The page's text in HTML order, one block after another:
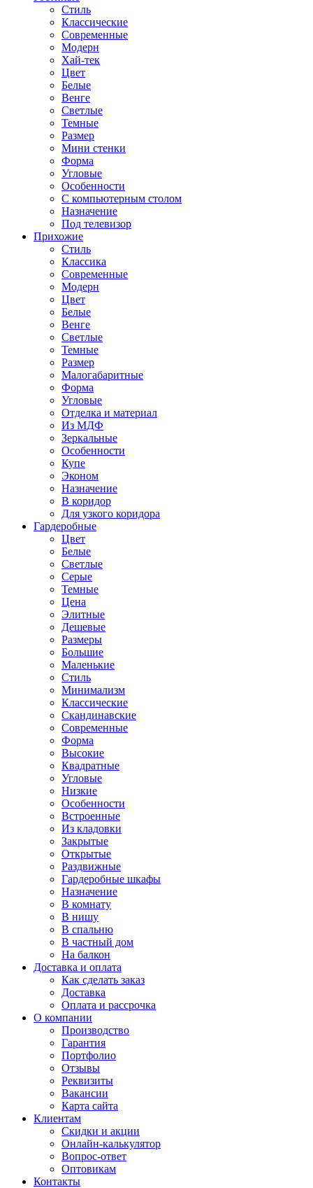
Стиль
Классические
Современные
Модерн
Хай-тек
Цвет
Белые
Венге
Светлые
Темные
Размер
Мини стенки
Форма
Угловые
Особенности
С компьютерным столом
Назначение
Под телевизор
Прихожие
Стиль
Классика
Современные
Модерн
Цвет
Белые
Венге
Светлые
Темные
Размер
Малогабаритные
Форма
Угловые
Отделка и материал
Из МДФ
Зеркальные
Особенности
Купе
Эконом
Назначение
В коридор
Для узкого коридора
Гардеробные
Цвет
Белые
Светлые
Серые
Темные
Цена
Элитные
Дешевые
Размеры
Большие
Маленькие
Стиль
Минимализм
Классические
Скандинавские
Современные
Форма
Высокие
Квадратные
Угловые
Низкие
Особенности
Встроенные
Из кладовки
Закрытые
Открытые
Раздвижные
Гардеробные шкафы
Назначение
В комнату
В нишу
В спальню
В частный дом
На балкон
Доставка и оплата
Как сделать заказ
Доставка
Оплата и рассрочка
О компании
Производство
Гарантия
Портфолио
Отзывы
Реквизиты
Вакансии
Карта сайта
Клиентам
Скидки и акции
Онлайн-калькулятор
Вопрос-ответ
Оптовикам
Контакты